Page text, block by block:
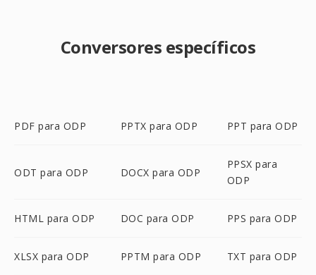
Conversores específicos
PDF para ODP PPTX para ODP PPT para ODP
ODT para ODP DOCX para ODP
PPSX para
ODP
HTML para ODP DOC para ODP PPS para ODP
XLSX para ODP PPTM para ODP TXT para ODP